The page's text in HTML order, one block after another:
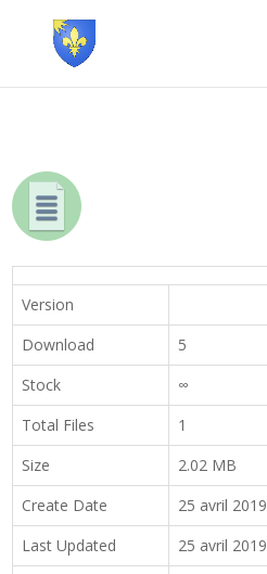
Version
Download
5
Stock
∞
Total Files
1
Size
2.02 MB
Create Date
25 avril 2019
Last Updated
25 avril 2019